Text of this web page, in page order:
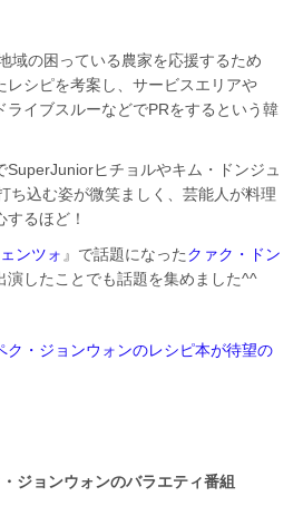
域の困っている農家を応援するため
レシピを考案し、サービスエリアや
ライブスルーなどでPRをするという韓
SuperJuniorヒチョルやキム・ドンジュ
ち込む姿が微笑ましく、芸能人が料理
るほど！
ンツォ 』で話題になったクァク・ドン
演したことでも話題を集めました^^
ク・ジョンウォンのレシピ本が待望の
ジョンウォンのバラエティ番組